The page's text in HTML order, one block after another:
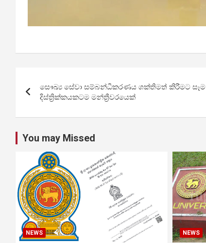
navigation
සෞඛ්‍ය සේවා සම්බන්ධීකරණය ශක්තිමත් කිරීමට සෑම
දිස්ත්‍රික්කයකටම මන්ත්‍රීවරයෙක්
You may Missed
NEWS NEWS